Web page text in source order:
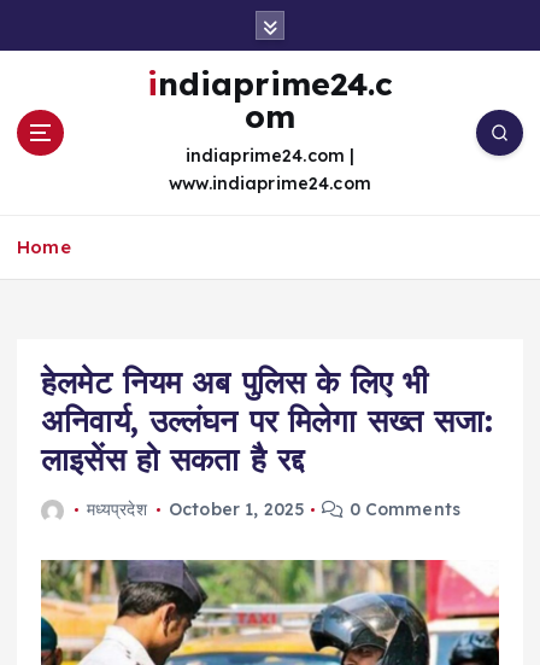
indiaprime24.c
om
indiaprime24.com |
www.indiaprime24.com
Home
हेलमेट नियम अब पुलिस के लिए भी
अनिवार्य, उल्लंघन पर मिलेगा सख्त सजा:
लाइसेंस हो सकता है रद्द
मध्यप्रदेश October 1, 2025 0 Comments